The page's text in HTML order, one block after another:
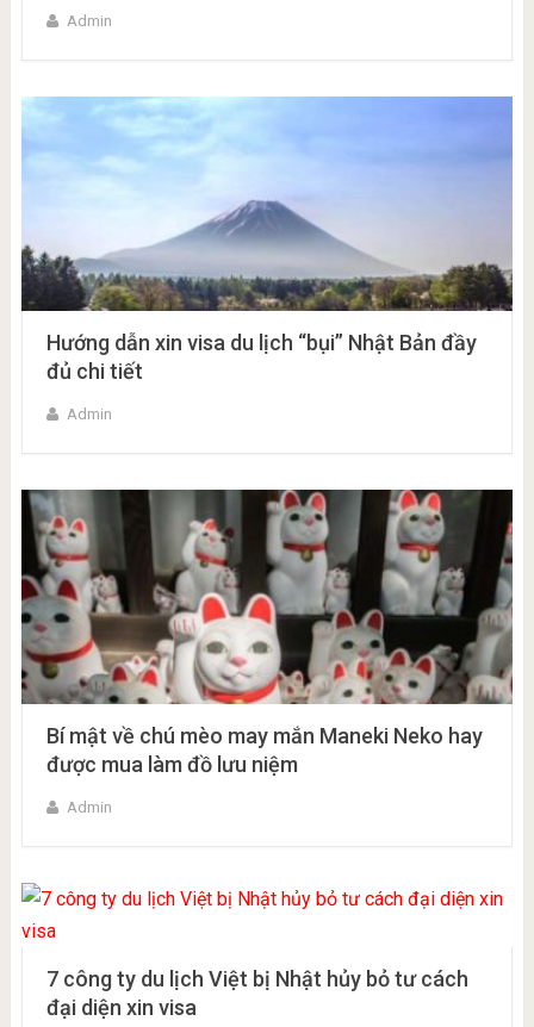
Admin
Hướng dẫn xin visa du lịch “bụi” Nhật Bản đầy
đủ chi tiết
Admin
Bí mật về chú mèo may mắn Maneki Neko hay
được mua làm đồ lưu niệm
Admin
7 công ty du lịch Việt bị Nhật hủy bỏ tư cách
đại diện xin visa